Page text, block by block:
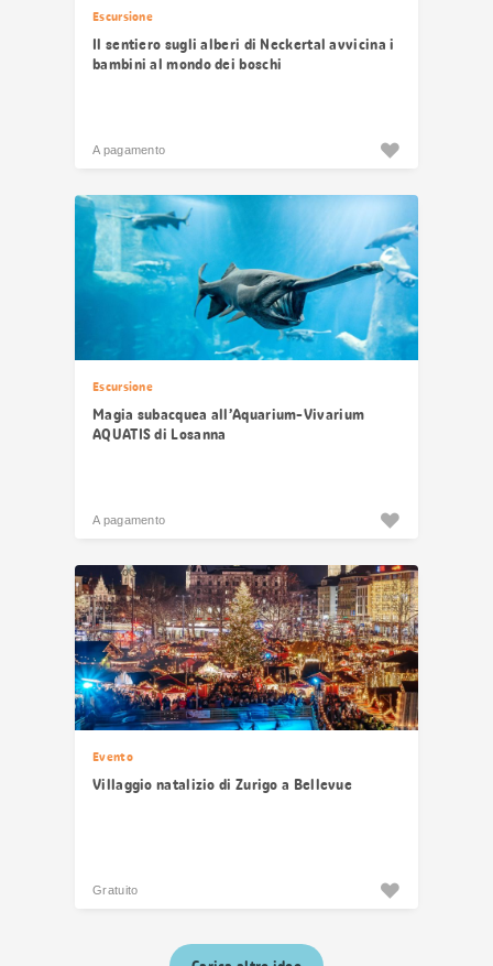
Escursione
Il sentiero sugli alberi di Neckertal avvicina i
bambini al mondo dei boschi
A pagamento
Escursione
Magia subacquea all’Aquarium-Vivarium
AQUATIS di Losanna
A pagamento
Evento
Villaggio natalizio di Zurigo a Bellevue
Gratuito